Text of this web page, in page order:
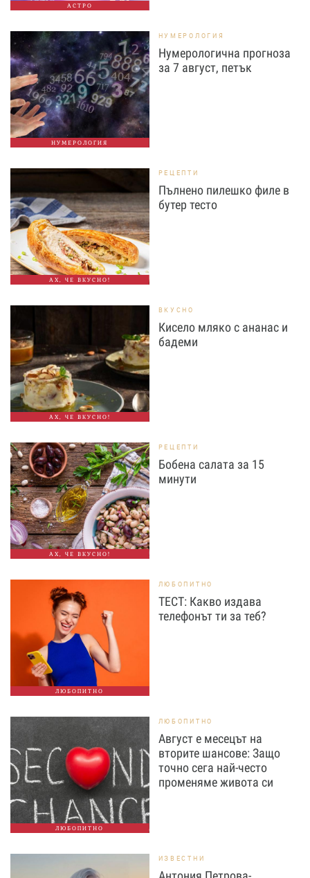
АСТРО
НУМЕРОЛОГИЯ
НУМЕРОЛОГИЯ
Нумерологична прогноза
за 7 август, петък
АХ, ЧЕ ВКУСНО!
РЕЦЕПТИ
Пълнено пилешко филе в
бутер тесто
АХ, ЧЕ ВКУСНО!
ВКУСНО
Кисело мляко с ананас и
бадеми
АХ, ЧЕ ВКУСНО!
РЕЦЕПТИ
Бобена салата за 15
минути
ЛЮБОПИТНО
ЛЮБОПИТНО
ТЕСТ: Какво издава
телефонът ти за теб?
ЛЮБОПИТНО
ЛЮБОПИТНО
Август е месецът на
вторите шансове: Защо
точно сега най-често
променяме живота си
ИЗВЕСТНИ